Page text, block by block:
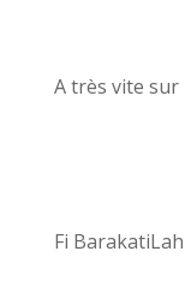
A très vite sur
Fi BarakatiLah